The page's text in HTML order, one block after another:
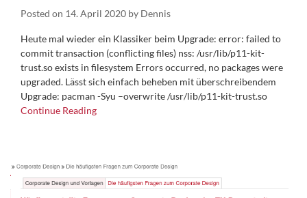
Posted on 14. April 2020 by Dennis
Heute mal wieder ein Klassiker beim Upgrade: error: failed to
commit transaction (conflicting files) nss: /usr/lib/p11-kit-
trust.so exists in filesystem Errors occurred, no packages were
upgraded. Lässt sich einfach beheben mit überschreibendem
Upgrade: pacman -Syu –overwrite /usr/lib/p11-kit-trust.so
Continue Reading